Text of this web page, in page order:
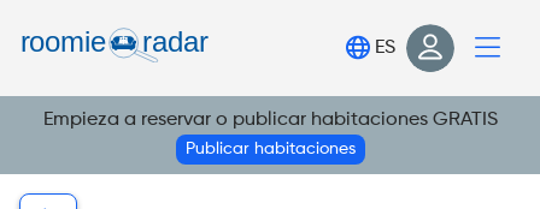
Iniciar sesión
Regístrate
ES
Empieza a reservar o publicar habitaciones GRATIS
Publicar habitaciones